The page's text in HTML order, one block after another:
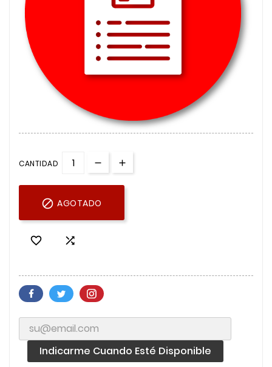
CANTIDAD
 AGOTADO
 
Indicarme Cuando Esté Disponible